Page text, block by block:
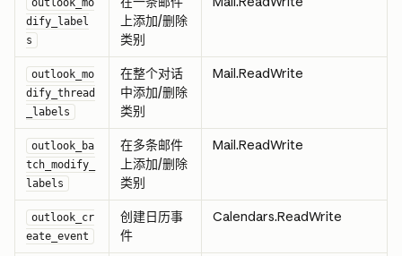
outlook_mo
dify_label
s
上添加/删除
类别
outlook_mo
dify_thread
_labels
在整个对话
中添加/删除
类别
Mail.ReadWrite
outlook_ba
tch_modify_
labels
在多条邮件
上添加/删除
类别
Mail.ReadWrite
outlook_cr
eate_event
创建日历事
件
Calendars.ReadWrite